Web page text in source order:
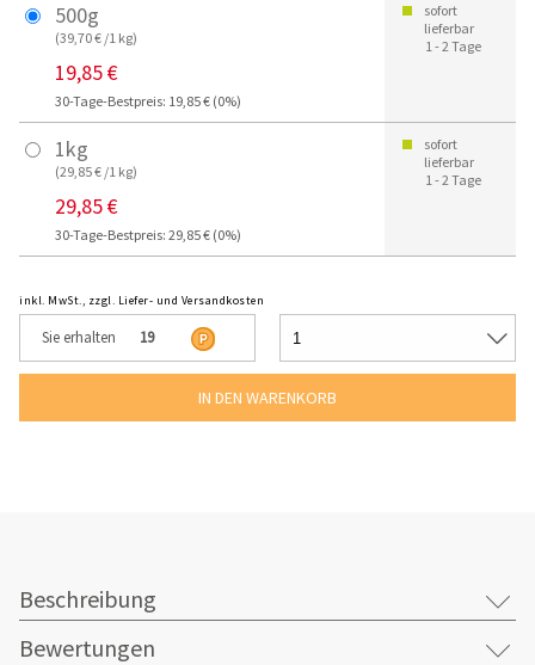
500g
(39,70 € /1 kg)
19,85 €
30-Tage-Bestpreis: 19,85 € (0%)
sofort
lieferbar
1 - 2 Tage
1kg
(29,85 € /1 kg)
29,85 €
30-Tage-Bestpreis: 29,85 € (0%)
sofort
lieferbar
1 - 2 Tage
inkl. MwSt., zzgl. Liefer- und Versandkosten
Sie erhalten 19
Beschreibung
Bewertungen